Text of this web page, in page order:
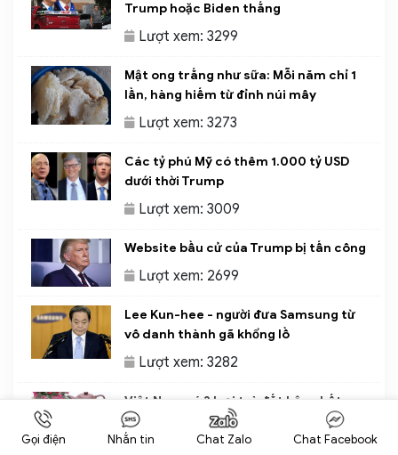
Trump hoặc Biden thắng
Lượt xem: 3299
Mật ong trắng như sữa: Mỗi năm chỉ 1
lần, hàng hiếm từ đỉnh núi mây
Lượt xem: 3273
Các tỷ phú Mỹ có thêm 1.000 tỷ USD
dưới thời Trump
Lượt xem: 3009
Website bầu cử của Trump bị tấn công
Lượt xem: 2699
Lee Kun-hee - người đưa Samsung từ
vô danh thành gã khổng lồ
Lượt xem: 3282
Việt Nam có 3 loại trà đắt bậc nhất,
trong đó có loại ướp bằng quốc hoa
Lượt xem: 3419
Gọi điện Nhắn tin Chat Zalo Chat Facebook